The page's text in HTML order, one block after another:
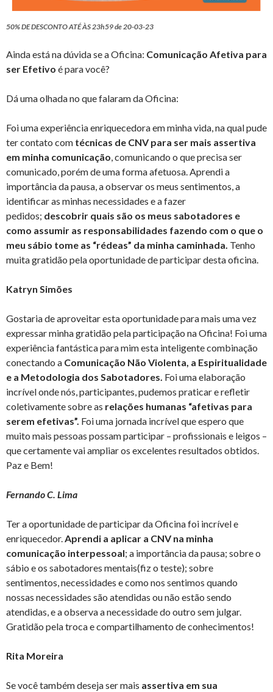
50% DE DESCONTO ATÉ ÀS 23h59 de 20-03-23
Ainda está na dúvida se a Oficina: Comunicação Afetiva para
ser Efetivo é para você?
Dá uma olhada no que falaram da Oficina:
Foi uma experiência enriquecedora em minha vida, na qual pude
ter contato com técnicas de CNV para ser mais assertiva
em minha comunicação, comunicando o que precisa ser
comunicado, porém de uma forma afetuosa. Aprendi a
importância da pausa, a observar os meus sentimentos, a
identificar as minhas necessidades e a fazer
pedidos; descobrir quais são os meus sabotadores e
como assumir as responsabilidades fazendo com o que o
meu sábio tome as “rédeas” da minha caminhada. Tenho
muita gratidão pela oportunidade de participar desta oficina.
Katryn Simões
Gostaria de aproveitar esta oportunidade para mais uma vez
expressar minha gratidão pela participação na Oficina! Foi uma
experiência fantástica para mim esta inteligente combinação
conectando a Comunicação Não Violenta, a Espiritualidade
e a Metodologia dos Sabotadores. Foi uma elaboração
incrível onde nós, participantes, pudemos praticar e refletir
coletivamente sobre as relações humanas “afetivas para
serem efetivas”. Foi uma jornada incrível que espero que
muito mais pessoas possam participar – profissionais e leigos –
que certamente vai ampliar os excelentes resultados obtidos.
Paz e Bem!
Fernando C. Lima
Ter a oportunidade de participar da Oficina foi incrível e
enriquecedor.Aprendi a aplicar a CNV na minha
comunicação interpessoal; a importância da pausa; sobre o
sábio e os sabotadores mentais(fiz o teste); sobre
sentimentos, necessidades e como nos sentimos quando
nossas necessidades são atendidas ou não estão sendo
atendidas, e a observa a necessidade do outro sem julgar.
Gratidão pela troca e compartilhamento de conhecimentos!
Rita Moreira
Se você também deseja ser mais assertiva em sua